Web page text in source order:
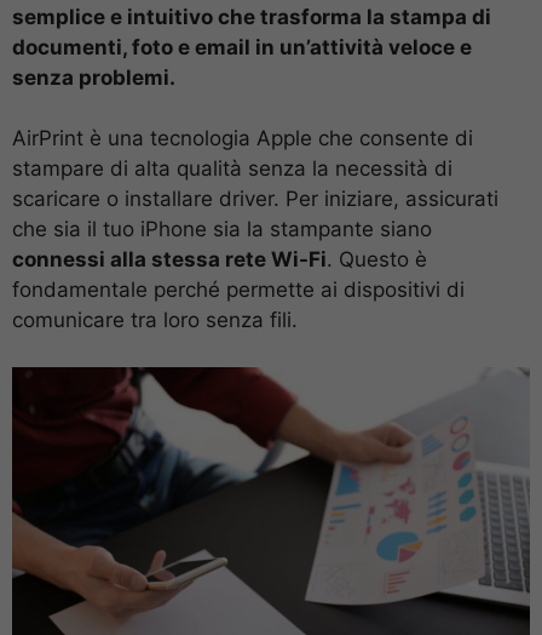
semplice e intuitivo che trasforma la stampa di
documenti, foto e email in un’attività veloce e
senza problemi.
AirPrint è una tecnologia Apple che consente di
stampare di alta qualità senza la necessità di
scaricare o installare driver. Per iniziare, assicurati
che sia il tuo iPhone sia la stampante siano
connessi alla stessa rete Wi-Fi. Questo è
fondamentale perché permette ai dispositivi di
comunicare tra loro senza fili.